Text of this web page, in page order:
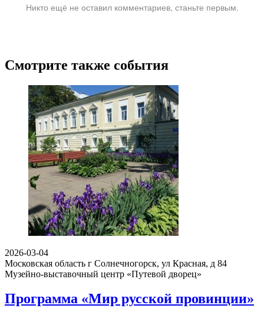
Никто ещё не оставил комментариев, станьте первым.
Смотрите также события
2026-03-04
Московская область г Солнечногорск, ул Красная, д 84
Музейно-выставочный центр «Путевой дворец»
Программа «Мир русской провинции»